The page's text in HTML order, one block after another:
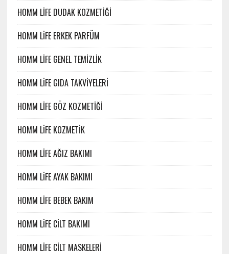
HOMM LİFE DUDAK KOZMETİĞİ
HOMM LİFE ERKEK PARFÜM
HOMM LİFE GENEL TEMİZLİK
HOMM LİFE GIDA TAKVİYELERİ
HOMM LİFE GÖZ KOZMETİĞİ
HOMM LİFE KOZMETİK
HOMM LİFE AĞIZ BAKIMI
HOMM LİFE AYAK BAKIMI
HOMM LİFE BEBEK BAKIM
HOMM LİFE CİLT BAKIMI
HOMM LİFE CİLT MASKELERİ